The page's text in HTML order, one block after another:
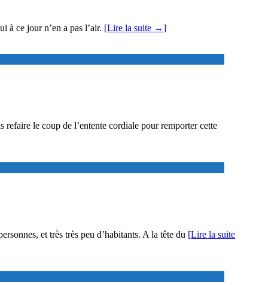
à ce jour n’en a pas l’air. [Lire la suite →]
le coup de l’entente cordiale pour remporter cette
et très très peu d’habitants. A la tête du [Lire la suite